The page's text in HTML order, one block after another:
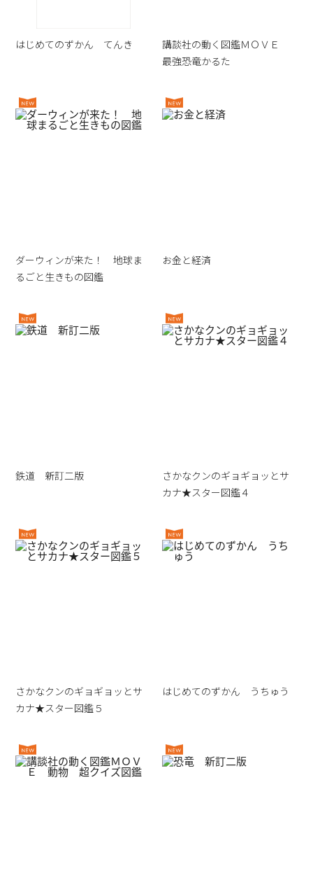
はじめてのずかん てんき
講談社の動く図鑑ＭＯＶＥ
最強恐竜かるた
ダーウィンが来た！ 地球ま
るごと生きもの図鑑
お金と経済
鉄道 新訂二版
さかなクンのギョギョッとサ
カナ★スター図鑑４
さかなクンのギョギョッとサ
カナ★スター図鑑５
はじめてのずかん うちゅう